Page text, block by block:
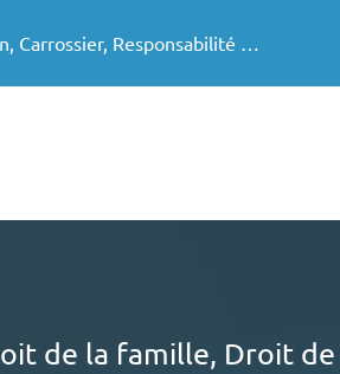
Carrossier, Responsabilité …
de la famille, Droit